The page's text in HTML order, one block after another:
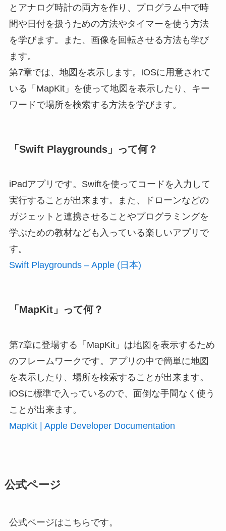
とアナログ時計の両方を作り、プログラム中で時
間や日付を扱うための方法やタイマーを使う方法
を学びます。また、画像を回転させる方法も学び
ます。
第7章では、地図を表示します。iOSに用意されて
いる「MapKit」を使って地図を表示したり、キー
ワードで場所を検索する方法を学びます。
「Swift Playgrounds」って何？
iPadアプリです。Swiftを使ってコードを入力して
実行することが出来ます。また、ドローンなどの
ガジェットと連携させることやプログラミングを
学ぶための教材なども入っている楽しいアプリで
す。
Swift Playgrounds – Apple (日本)
「MapKit」って何？
第7章に登場する「MapKit」は地図を表示するため
のフレームワークです。アプリの中で簡単に地図
を表示したり、場所を検索することが出来ます。
iOSに標準で入っているので、面倒な手間なく使う
ことが出来ます。
MapKit | Apple Developer Documentation
公式ページ
公式ページはこちらです。